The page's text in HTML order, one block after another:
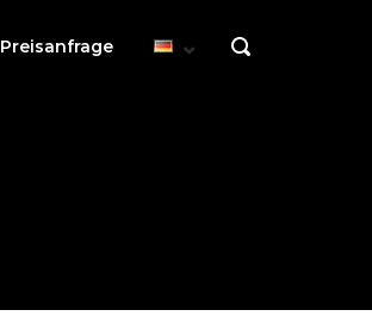
Preisanfrage
OPEN